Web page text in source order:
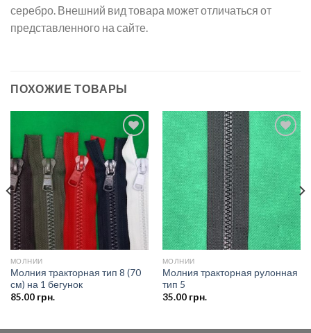
серебро. Внешний вид товара может отличаться от
представленного на сайте.
ПОХОЖИЕ ТОВАРЫ
Добавить
в список
желаний
МОЛНИИ
Молния тракторная тип 8 (70
см) на 1 бегунок
85.00грн.
Добавить
в список
желаний
МОЛНИИ
Молния тракторная рулонная
тип 5
35.00грн.